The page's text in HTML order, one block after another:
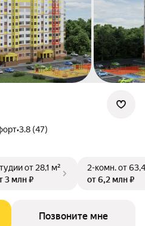
•3.8 (47)
от 28,1 м²
3 млн ₽
2-комн.от
от 6,2 млн ₽
Позвоните мне